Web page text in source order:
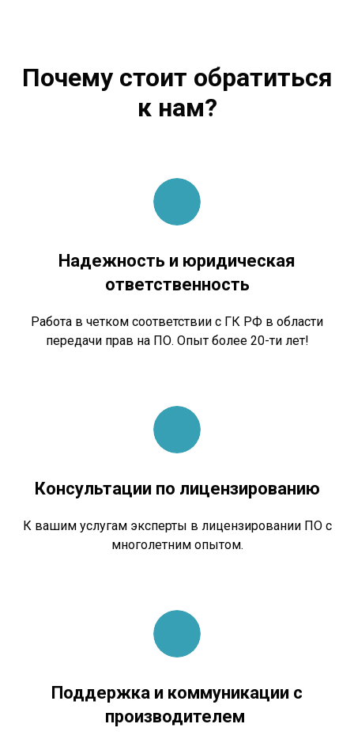
Почему стоит обратиться
к нам?
Надежность и юридическая
ответственность
Работа в четком соответствии с ГК РФ в области
передачи прав на ПО. Опыт более 20-ти лет!
Консультации по лицензированию
К вашим услугам эксперты в лицензировании ПО с
многолетним опытом.
Поддержка и коммуникации с
производителем